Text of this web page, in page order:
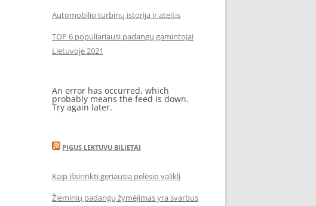
Automobilio turbinų istorija ir ateitis
TOP 6 populiariausi padangų gamintojai
Lietuvoje 2021
An error has occurred, which
probably means the feed is down.
Try again later.
PIGUS LEKTUVU BILIETAI
Kaip išsirinkti geriausią pelėsio valiklį
Žieminių padangų žymėjimas yra svarbus